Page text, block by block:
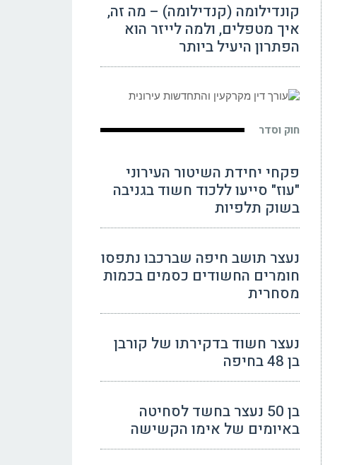
קונדילומה (קנדילומה) – מה זה,
איך מטפלים, ולמה לייזר הוא
הפתרון היעיל ביותר
חוק וסדר
פקחי יחידת השיטור העירוני
"עוז" סייעו ללכוד חשוד בגניבה
בשוק תלפיות
נעצר תושב חיפה שברכבו נתפסו
חומרים החשודים כסמים בכמות
מסחרית
נעצר חשוד בדקירתו של קורבן
בן 48 בחיפה
בן 50 נעצר בחשד לסחיטה
באיומים של אימו הקשישה